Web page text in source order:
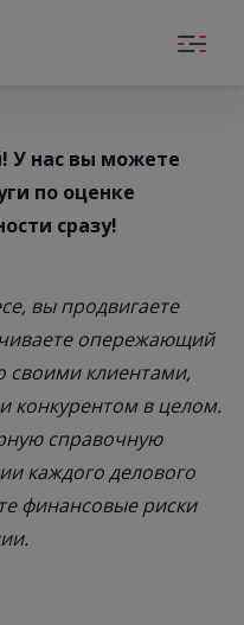
У нас вы можете
по оценке
сразу!
вы продвигаете
опережающий
своими клиентами,
конкурентом в целом.
справочную
каждого делового
финансовые риски